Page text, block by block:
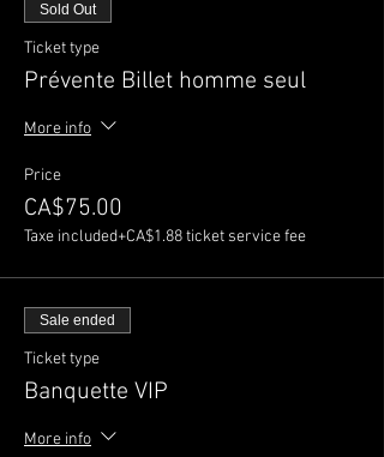
Sold Out
Ticket type
Prévente Billet homme seul
More info
Price
CA$75.00
Taxe included+CA$1.88 ticket service fee
Sale ended
Ticket type
Banquette VIP
More info